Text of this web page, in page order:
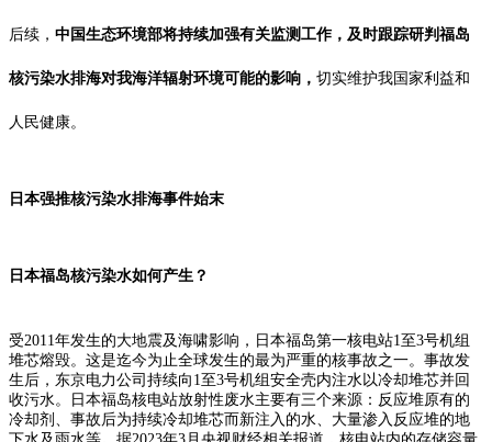
后续， 中国生态环境部将持续加强有关监测工作，及时跟踪研判福岛
核污染水排海对我海洋辐射环境可能的影响， 切实维护我国家利益和
人民健康。
日本强推核污染水排海事件始末
日本福岛核污染水如何产生？
受2011年发生的大地震及海啸影响，日本福岛第一核电站1至3号机组
堆芯熔毁。这是迄今为止全球发生的最为严重的核事故之一。事故发
生后，东京电力公司持续向1至3号机组安全壳内注水以冷却堆芯并回
收污水。日本福岛核电站放射性废水主要有三个来源： 反应堆原有的
冷却剂、 事故后为持续冷却堆芯而新注入的水、 大量渗入反应堆的地